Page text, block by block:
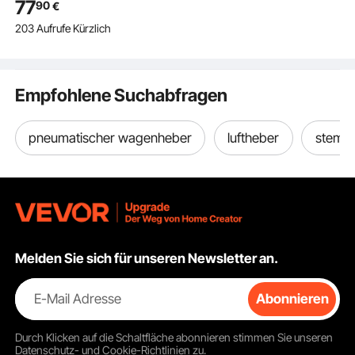
Griff & Dreifachbeuteln,
45 cm max. Hubhöhe,
Werkstatt
7790€
203 Aufrufe Kürzlich
Empfohlene Suchabfragen
pneumatischer wagenheber luftheber
Melden Sie sich für unseren Newsletter an.
E-Mail Adresse Abonnieren
Durch Klicken auf die Schaltflächeabonnieren stimmen Sie unseren
Datenschutz- und Cookie-Richtlinien zu.